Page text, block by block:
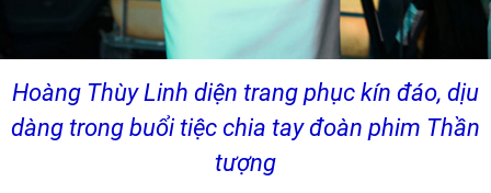
Hoàng Thùy Linh diện trang phục kín đáo, dịu
dàng trong buổi tiệc chia tay đoàn phim Thần
tượng